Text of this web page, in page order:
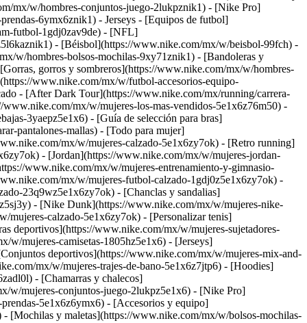
mx/w/hombres-conjuntos-juego-2lukpznik1) - [Nike Pro]
6ymx6znik1) - Jerseys - [Equipos de futbol]
futbol-1gdj0zav9de) - [NFL]
- [Béisbol](https://www.nike.com/mx/w/beisbol-99fch) -
w/hombres-bolsos-mochilas-9xy71znik1) - [Bandoleras y
gorros y sombreros](https://www.nike.com/mx/w/hombres-
www.nike.com/mx/w/futbol-accesorios-equipo-
- [After Dark Tour](https://www.nike.com/mx/running/carrera-
mx/w/mujeres-los-mas-vendidos-5e1x6z76m50) -
3yaepz5e1x6) - [Guía de selección para bras]
pantalones-mallas) - [Todo para mujer]
mx/w/mujeres-calzado-5e1x6zy7ok) - [Retro running]
- [Jordan](https://www.nike.com/mx/w/mujeres-jordan-
www.nike.com/mx/w/mujeres-entrenamiento-y-gimnasio-
mx/w/mujeres-futbol-calzado-1gdj0z5e1x6zy7ok) -
23q9wz5e1x6zy7ok) - [Chanclas y sandalias]
- [Nike Dunk](https://www.nike.com/mx/w/mujeres-nike-
calzado-5e1x6zy7ok) - [Personalizar tenis]
deportivos](https://www.nike.com/mx/w/mujeres-sujetadores-
mujeres-camisetas-1805hz5e1x6) - [Jerseys]
deportivos](https://www.nike.com/mx/w/mujeres-mix-and-
mx/w/mujeres-trajes-de-bano-5e1x6z7jtp6) - [Hoodies]
- [Chamarras y chalecos]
w/mujeres-conjuntos-juego-2lukpz5e1x6) - [Nike Pro]
5e1x6z6ymx6) - [Accesorios y equipo]
[Mochilas y maletas](https://www.nike.com/mx/w/bolsos-mochilas-